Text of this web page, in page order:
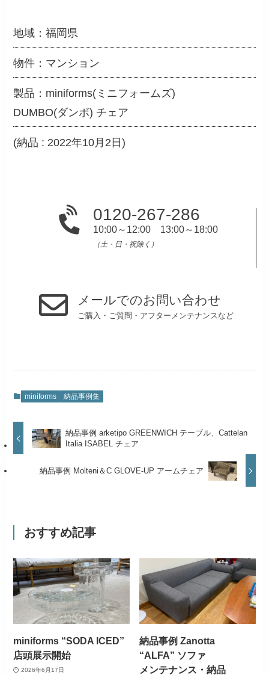
地域：福岡県
物件：マンション
製品：miniforms(ミニフォームズ)
DUMBO(ダンボ) チェア
(納品 : 2022年10月2日)
0120-267-286
10:00～12:00 13:00～18:00
（土・日・祝除く）
メールでのお問い合わせ
ご購入・ご質問・アフターメンテナンスなど
miniforms 納品事例集
納品事例 arketipo GREENWICH テーブル、Cattelan
Italia ISABEL チェア
納品事例 Molteni＆C GLOVE-UP アームチェア
おすすめ記事
miniforms “SODA ICED”
店頭展示開始
2026年6月17日
納品事例 Zanotta
“ALFA” ソファ
メンテナンス・納品